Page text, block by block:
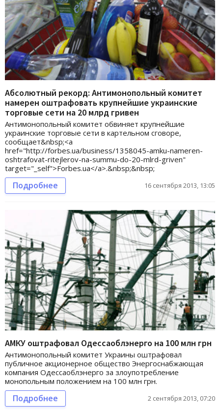
Абсолютный рекорд: Антимонопольный комитет
намерен оштрафовать крупнейшие украинские
торговые сети на 20 млрд гривен
Антимонопольный комитет обвиняет крупнейшие
украинские торговые сети в картельном сговоре,
сообщает&nbsp;<a
href="http://forbes.ua/business/1358045-amku-nameren-
oshtrafovat-ritejlerov-na-summu-do-20-mlrd-griven"
target="_self">Forbes.ua</a>.&nbsp;&nbsp;
Подробнее 16 сентября 2013, 13:05
АМКУ оштрафовал Одессаоблэнерго на 100 млн грн
Антимонопольный комитет Украины оштрафовал
публичное акционерное общество Энергоснабжающая
компания Одессаоблэнерго за злоупотребление
монопольным положением на 100 млн грн.
Подробнее 2 сентября 2013, 07:20